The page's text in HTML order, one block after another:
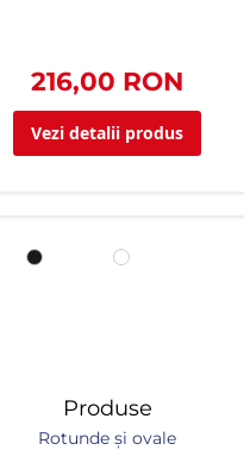
216,00 RON
Vezi detalii produs
Produse
Rotunde și ovale